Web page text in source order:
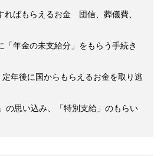
ればもらえるお金 団信、葬儀費、
「年金の未支給分」をもらう手続き
年後に国からもらえるお金を取り逃
の思い込み、「特別支給」のもらい